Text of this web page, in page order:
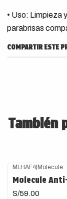
• Uso: Limpieza
parabrisas
COMPARTIR ESTE
También
MLHAF4|Molecule
Molecule
S/59.00